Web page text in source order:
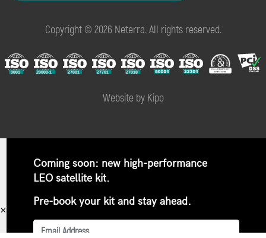
Copyright © 2026 Neterra. All rights reserved.
Website by Kipo
✕
Coming soon: new high-performance
LEO satellite kit.
Pre-book your kit and stay ahead.